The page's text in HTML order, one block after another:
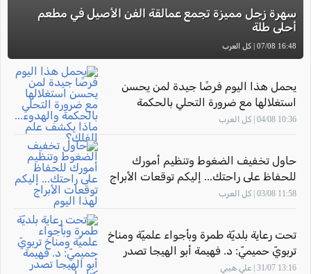
سهرة زجل مميزة تجمع عمالقة الفن الأصيل في مطعم
أحلى طلة
16:48 07/08 | كل العرب
يحمل هذا اليوم فرصًا جيدة لمن يحسن
استغلالها مع ضرورة التحلي بالحكمة
والهدوء... ماذا يكشف علم الفلك؟
10:36 04/08 | كل العرب
حاول تخفيف الضغوط وتنظيم أمورك
للحفاظ على راحتك... إليكم توقعات الأبراج
لهذا اليوم
11:58 03/08 | كل العرب
تحت رعاية بلديّة طمرة وبأجواء علميّة ومناخ
تربويّ حميميّ: د. فهيمة أبو الهيجا تصدر
كتابها "أثر المهارة" بحضور الاتّحاد القطريّ
13:16 31/07 | علي هيبي